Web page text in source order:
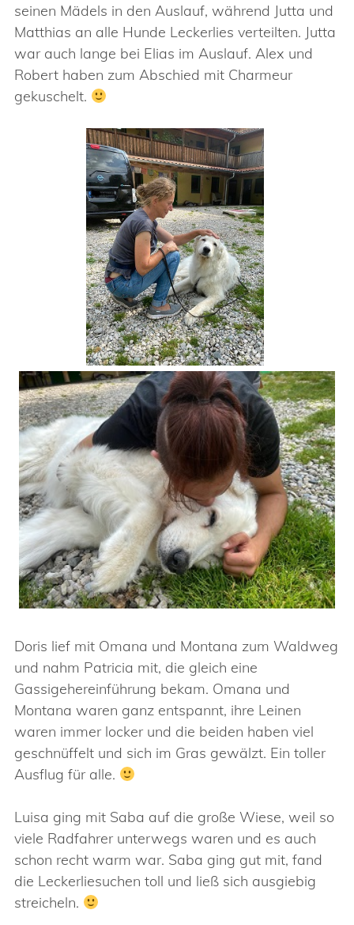
seinen Mädels in den Auslauf, während Jutta und
Matthias an alle Hunde Leckerlies verteilten. Jutta
war auch lange bei Elias im Auslauf. Alex und
Robert haben zum Abschied mit Charmeur
gekuschelt.
Doris lief mit Omana und Montana zum Waldweg
und nahm Patricia mit, die gleich eine
Gassigehereinführung bekam. Omana und
Montana waren ganz entspannt, ihre Leinen
waren immer locker und die beiden haben viel
geschnüffelt und sich im Gras gewälzt. Ein toller
Ausflug für alle.
Luisa ging mit Saba auf die große Wiese, weil so
viele Radfahrer unterwegs waren und es auch
schon recht warm war. Saba ging gut mit, fand
die Leckerliesuchen toll und ließ sich ausgiebig
streicheln.